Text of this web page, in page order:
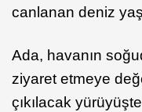
canlanan deniz
Ada, havanın
ziyaret etmeye
çıkılacak yürüyüşte